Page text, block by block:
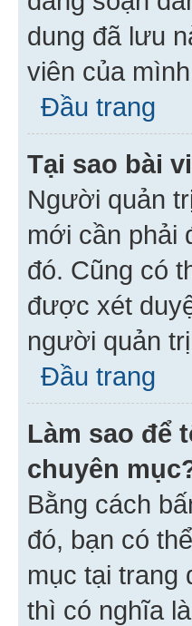
dung đã lưu
viên của
Đầu trang
Tại sao bài
Người quản
mới cần phải
đó. Cũng có
được xét
người quản
Đầu trang
Làm sao để
chuyên
Bằng cách
đó, bạn có
mục tại trang
thì có nghĩa